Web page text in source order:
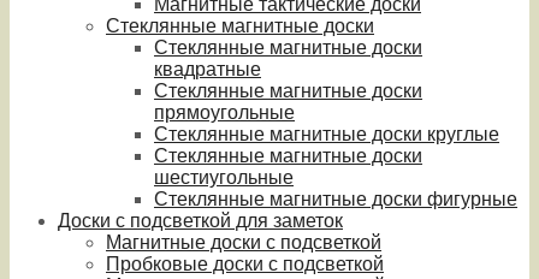
Магнитные тактические доски
Стеклянные магнитные доски
Стеклянные магнитные доски
квадратные
Стеклянные магнитные доски
прямоугольные
Стеклянные магнитные доски круглые
Стеклянные магнитные доски
шестиугольные
Стеклянные магнитные доски фигурные
Доски с подсветкой для заметок
Магнитные доски с подсветкой
Пробковые доски с подсветкой